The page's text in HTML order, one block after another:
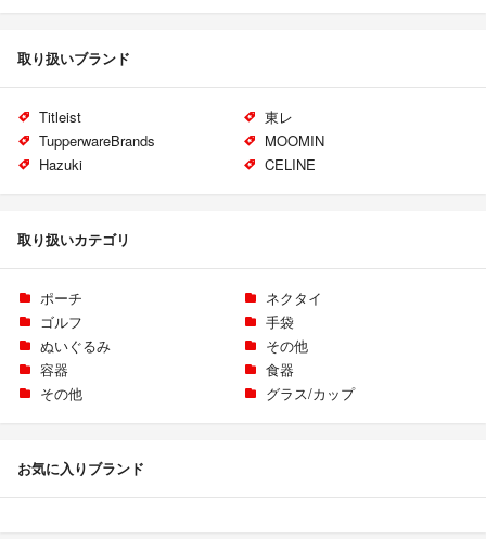
取り扱いブランド
Titleist
東レ
TupperwareBrands
MOOMIN
Hazuki
CELINE
取り扱いカテゴリ
ポーチ
ネクタイ
ゴルフ
手袋
ぬいぐるみ
その他
容器
食器
その他
グラス/カップ
お気に入りブランド